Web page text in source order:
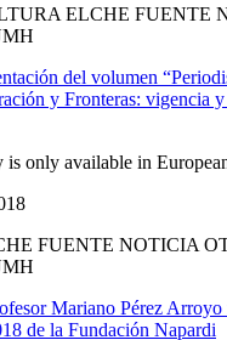
ELCHE FUENTE
del volumen
y Fronteras: vigencia y
is only available in
FUENTE NOTICIA
Mariano Pérez Arroyo
de la Fundación Napardi